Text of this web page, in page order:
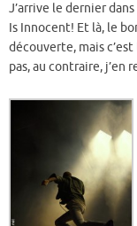
J’arrive le dernier
Is Innocent! Et là, le
découverte, mais
pas, au contraire, j’en